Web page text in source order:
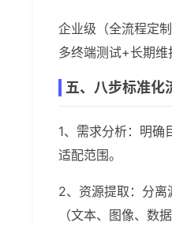
企业级（全流程定
多终端测试+长期维
五、八步标准化
1、需求分析：明确
适配范围。
2、资源提取：分离
（文本、图像、数据